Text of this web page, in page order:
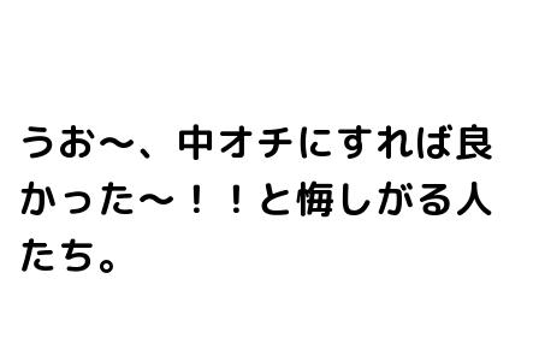
うお～、中オチにすれば良
かった～！！と悔しがる人
たち。